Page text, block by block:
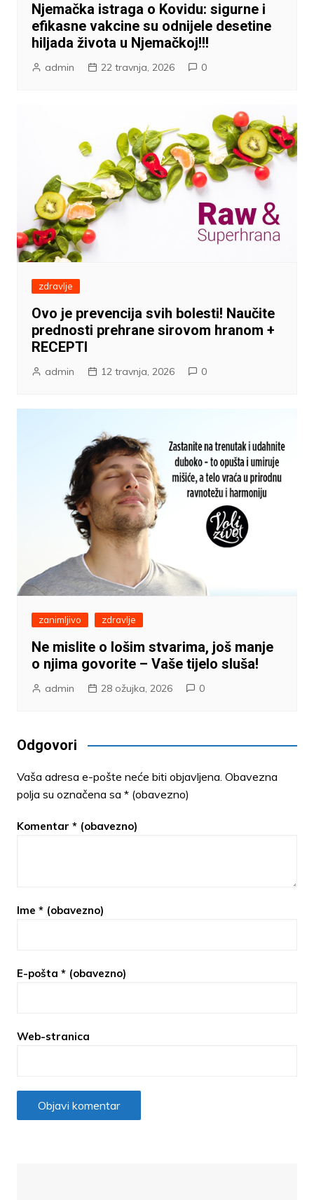
Njemačka istraga o Kovidu: sigurne i
efikasne vakcine su odnijele desetine
hiljada života u Njemačkoj!!!
admin 22 travnja, 2026 0
zdravlje
Ovo je prevencija svih bolesti! Naučite
prednosti prehrane sirovom hranom +
RECEPTI
admin 12 travnja, 2026 0
zanimljivo zdravlje
Ne mislite o lošim stvarima, još manje
o njima govorite – Vaše tijelo sluša!
admin 28 ožujka, 2026 0
Odgovori
Vaša adresa e-pošte neće biti objavljena. Obavezna
polja su označena sa * (obavezno)
Komentar * (obavezno)
Ime * (obavezno)
E-pošta * (obavezno)
Web-stranica